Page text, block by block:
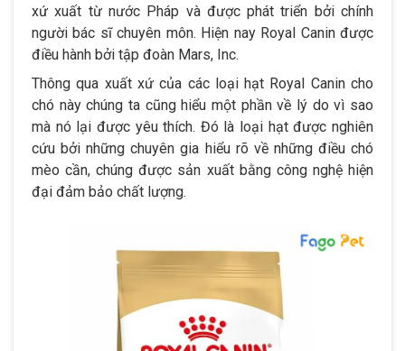
xứ xuất từ nước Pháp và được phát triển bởi chính
người bác sĩ chuyên môn. Hiện nay Royal Canin được
điều hành bởi tập đoàn Mars, Inc.
Thông qua xuất xứ của các loại hạt Royal Canin cho
chó này chúng ta cũng hiểu một phần về lý do vì sao
mà nó lại được yêu thích. Đó là loại hạt được nghiên
cứu bởi những chuyên gia hiểu rõ về những điều chó
mèo cần, chúng được sản xuất bằng công nghệ hiện
đại đảm bảo chất lượng.